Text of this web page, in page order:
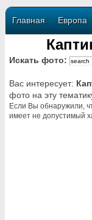
Главная Европа
Искать фото:
Вас интересует:
фото на эту
Если Вы обнаружили,
имеет не допустимый